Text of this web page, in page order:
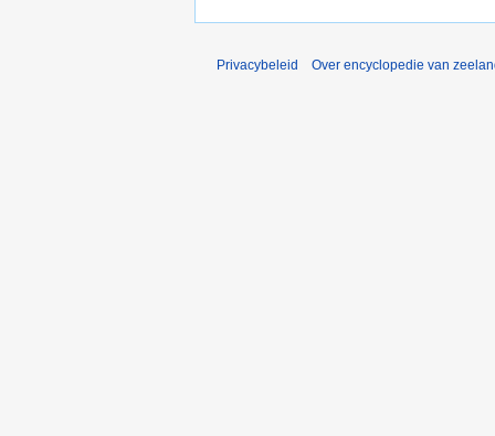
Privacybeleid Over encyclopedie van